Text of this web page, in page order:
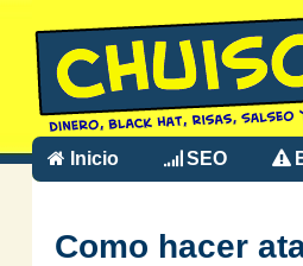
Inicio SEO
Como hacer